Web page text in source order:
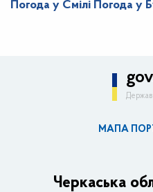
Погода у Смілі Погода у
МАПА
Керівництво
Черкаська